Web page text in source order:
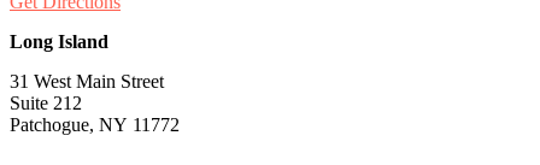
Long Island
31 West Main Street
Suite 212
Patchogue, NY 11772